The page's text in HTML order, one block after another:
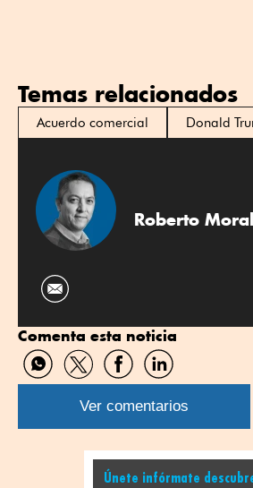
Temas relacionados
Acuerdo comercial Donald
Roberto
Comenta esta noticia
Compartir
por
WhatsApp
Compartir
por
Twitter
Compartir
por
Facebook
Compartir
por
Linkedin
Ver comentarios
Únete infórmate